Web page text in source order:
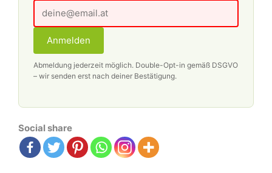
Anmelden
Abmeldung jederzeit möglich. Double-Opt-in gemäß DSGVO
– wir senden erst nach deiner Bestätigung.
Social share